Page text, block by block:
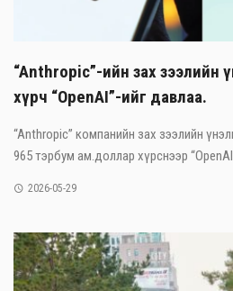
“Anthropic”-ийн зах зээлийн
хүрч “OpenAI”-ийг давлаа.
“Anthropic” компанийн зах зээлийн
965 тэрбум ам.доллар хүрснээр
2026-05-29